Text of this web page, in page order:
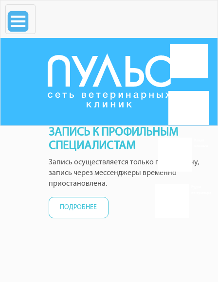
ЗАПИСЬ К ПРОФИЛЬНЫМ
СПЕЦИАЛИСТАМ
Запись осуществляется только по телефону,
запись через мессенджеры временно
приостановлена.
ПОДРОБНЕЕ